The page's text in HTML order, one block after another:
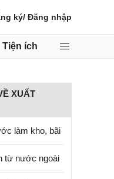
ký/ Đăng nhập
Tiện ích
XUẤT
làm kho, bãi
từ nước ngoài